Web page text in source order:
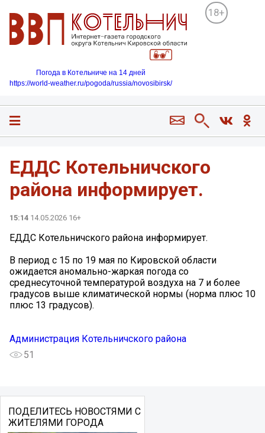
18+
Погода в Котельниче на 14 дней
https://world-weather.ru/pogoda/russia/novosibirsk/
ЕДДС Котельничского
района информирует.
15:14 14.05.2026 16+
ЕДДС Котельничского района информирует.
В период с 15 по 19 мая по Кировской области
ожидается аномально-жаркая погода со
среднесуточной температурой воздуха на 7 и более
градусов выше климатической нормы (норма плюс 10
плюс 13 градусов).
Администрация Котельничского района
51
ПОДЕЛИТЕСЬ НОВОСТЯМИ С
ЖИТЕЛЯМИ ГОРОДА